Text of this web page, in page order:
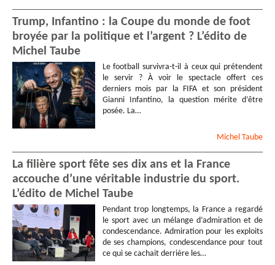
Trump, Infantino : la Coupe du monde de foot
broyée par la politique et l’argent ? L’édito de
Michel Taube
Le football survivra-t-il à ceux qui prétendent
le servir ? À voir le spectacle offert ces
derniers mois par la FIFA et son président
Gianni Infantino, la question mérite d’être
posée. La…
Michel Taube
La filière sport fête ses dix ans et la France
accouche d’une véritable industrie du sport.
L’édito de Michel Taube
Pendant trop longtemps, la France a regardé
le sport avec un mélange d’admiration et de
condescendance. Admiration pour les exploits
de ses champions, condescendance pour tout
ce qui se cachait derrière les…